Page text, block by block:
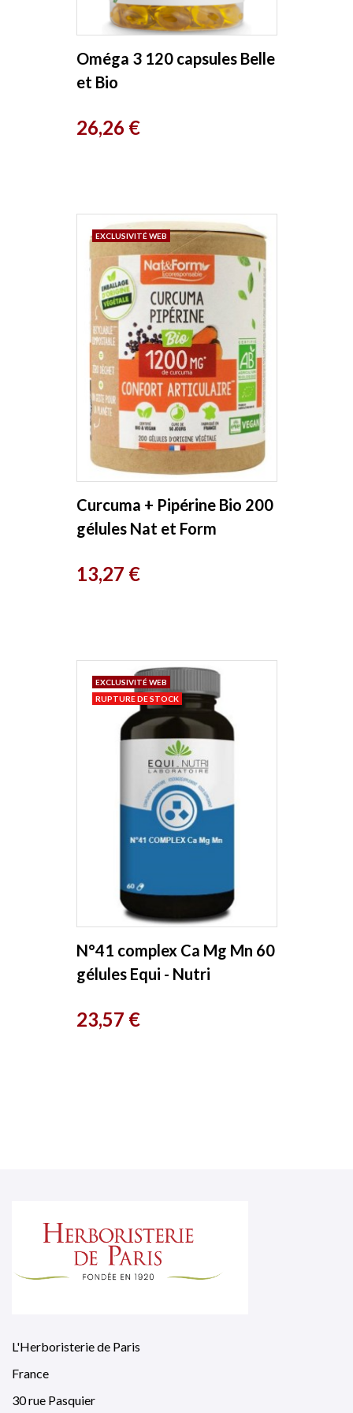
Oméga 3 120 capsules Belle
et Bio
Prix
26,26 €
Curcuma + Pipérine Bio 200
gélules Nat et Form
Prix
13,27 €
EXCLUSIVITÉ WEB
N°41 complex Ca Mg Mn 60
gélules Equi - Nutri
Prix
23,57 €
EXCLUSIVITÉ WEB
RUPTURE DE STOCK
L'Herboristerie de Paris
France
30 rue Pasquier